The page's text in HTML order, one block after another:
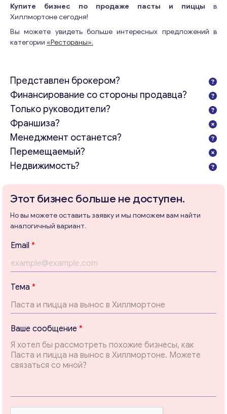
Отправьте нам запрос, и мы свяжемся с вами в
Email*
Ваши комментарии *
Купите бизнес по продаже пасты и пиццы в
Хиллмортоне сегодня!
Вы можете увидеть больше интересных предложений в
категории «Рестораны».
Представлен брокером?
Финансирование со стороны продавца?
Только руководители?
Франшиза?
Менеджмент останется?
Перемещаемый?
Недвижимость?
Этот бизнес больше не доступен.
Но вы можете оставить заявку и мы поможем вам найти
аналогичный вариант.
Т
е
м
а
E
m
a
i
E
m
a
i
Email *
Тема *
Ваше сообщение *